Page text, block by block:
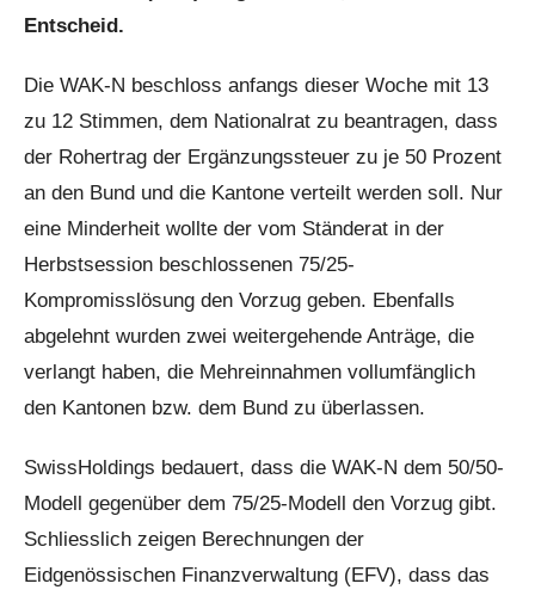
Entscheid.
Die WAK-N beschloss anfangs dieser Woche mit 13
zu 12 Stimmen, dem Nationalrat zu beantragen, dass
der Rohertrag der Ergänzungssteuer zu je 50 Prozent
an den Bund und die Kantone verteilt werden soll. Nur
eine Minderheit wollte der vom Ständerat in der
Herbstsession beschlossenen 75/25-
Kompromisslösung den Vorzug geben. Ebenfalls
abgelehnt wurden zwei weitergehende Anträge, die
verlangt haben, die Mehreinnahmen vollumfänglich
den Kantonen bzw. dem Bund zu überlassen.
SwissHoldings bedauert, dass die WAK-N dem 50/50-
Modell gegenüber dem 75/25-Modell den Vorzug gibt.
Schliesslich zeigen Berechnungen der
Eidgenössischen Finanzverwaltung (EFV), dass das